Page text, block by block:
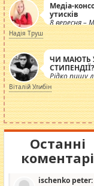
Медіа-
утисків
8 вересня –
журналістів.
Надія Труш
ЧИ МАЮТЬ
СТИПЕНДІЇ?
Рідко пишу
але вже
інсенуації
Штучно
Віталій Улибін
Останні
коментарі
ischenko peter: